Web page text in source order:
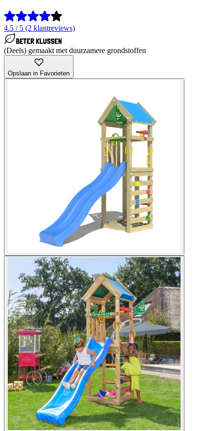
4.5 / 5 (2 klantreviews)
(Deels) gemaakt met duurzamere grondstoffen
Opslaan in Favorieten